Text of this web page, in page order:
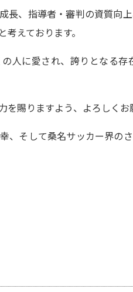
長、指導者・審判の資質向
えております。
人に愛され、誇りとなる
賜りますよう、よろしくお
、そして桑名サッカー界の